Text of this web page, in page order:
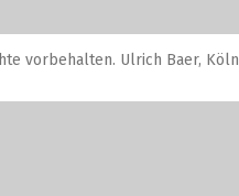
vorbehalten. Ulrich Baer, Köln